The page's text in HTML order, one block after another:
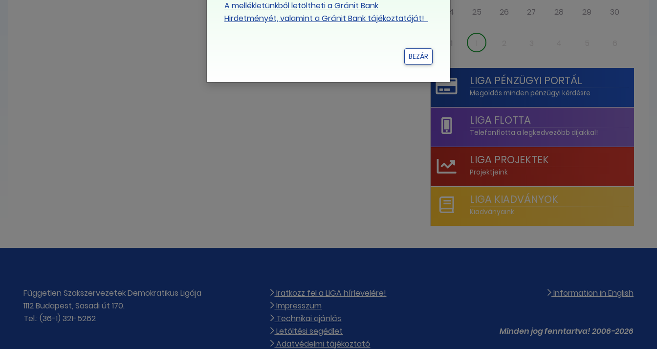
24 25 26 27 28 29 30
31
LIGA PÉNZÜGYI PORTÁL
Megoldás minden pénzügyi kérdésre
LIGA FLOTTA
Telefonflotta a legkedvezőbb díjakkal!
LIGA PROJEKTEK
Projektjeink
LIGA KIADVÁNYOK
Kiadványaink
A mellékletünkből letöltheti a Gránit Bank
Hirdetményét, valamint a Gránit Bank tájékoztatóját!
BEZÁR
Független Szakszervezetek Demokratikus Ligája
1112 Budapest, Sasadi út 170.
Tel.: (36-1) 321-5262
Iratkozz fel a LIGA hírlevelére!
Impresszum
Technikai ajánlás
Letöltési segédlet
Adatvédelmi tájékoztató
Information in English
Minden jog fenntartva! 2006-2026